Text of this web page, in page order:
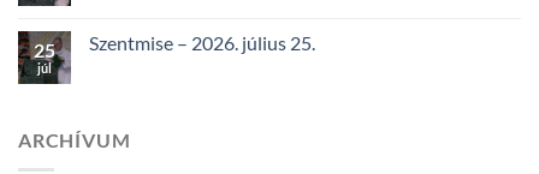
25
júl
Szentmise – 2026. július 25.
ARCHÍVUM